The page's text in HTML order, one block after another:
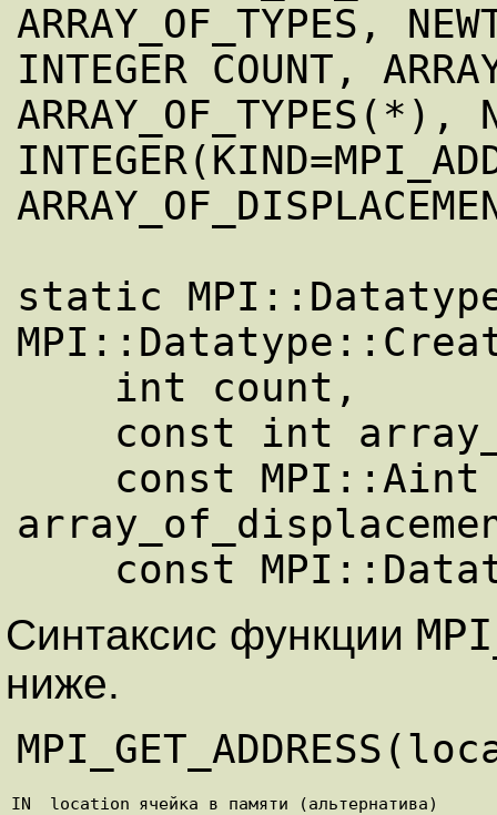
ARRAY_OF_TYPES,
INTEGER COUNT,
ARRAY_OF_TYPES(*),
static
Синтаксис функции
ниже.
IN location ячейка в памяти (альтернатива)